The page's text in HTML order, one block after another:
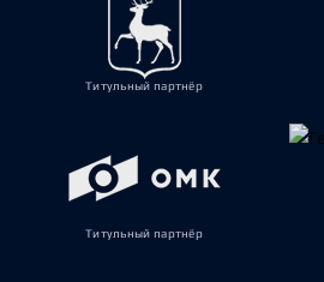
Титульный партнёр
Титульный партнёр